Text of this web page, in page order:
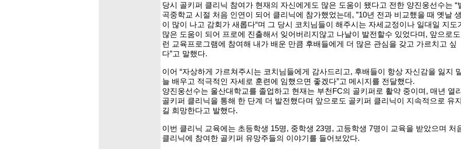
당시 골키퍼 클리닉 참여가 현재의 자신에게도 많은 도움이 됐다고 전한 양진웅선수는 “
곡중학교 시절 처음 인연이 되어 클리닉에 참가했었는데, ”10년 전과 비교했을 때 옛날
이 많이 나고 감회가 새롭다“며 그 당시 코치님들이 해주시는 자세교정이나 일대일 지도
많은 도움이 되어 프로에 진출해서 잊어버리지않고 나날이 발전할수 있었다며, 앞으로도
런 교육프로그램에 참여해 내가 배운 만큼 후배들에게 더 많은 관심을 갖고 가르치고 싶
다”고 말했다.
이어 “자상하게 가르쳐주시는 코치님들에게 감사드리고, 후배들이 항상 자신감을 잃지
늘 배우고 적극적인 자세로 훈련에 임했으면 좋겠다”고 메시지를 전달했다.
양진웅선수는 울산대학교를 졸업하고 현재는 부천FC의 골키퍼로 활약 중이며, 매년 열
골키퍼 클리닉을 통해 한 단계 더 발전했다며 앞으로도 골키퍼 클리닉이 지속적으로 유
길 희망한다고 발했다.
이번 클리닉 교육에는 초등학생 15명, 중학생 23명, 고등학생 7명이 교육을 받았으며 처
클리닉에 참여한 골키퍼 유망주들의 이야기를 들어보았다.